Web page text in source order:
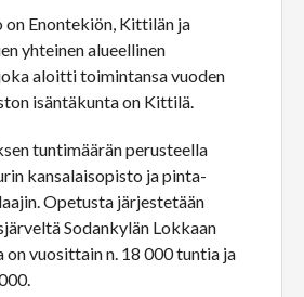
Enontekiön, Kittilän ja
yhteinen alueellinen
aloitti toimintansa vuoden
isäntäkunta on Kittilä.
tuntimäärän perusteella
kansalaisopisto ja pinta-
Opetusta järjestetään
Sodankylän Lokkaan
on vuosittain n. 18 000 tuntia ja